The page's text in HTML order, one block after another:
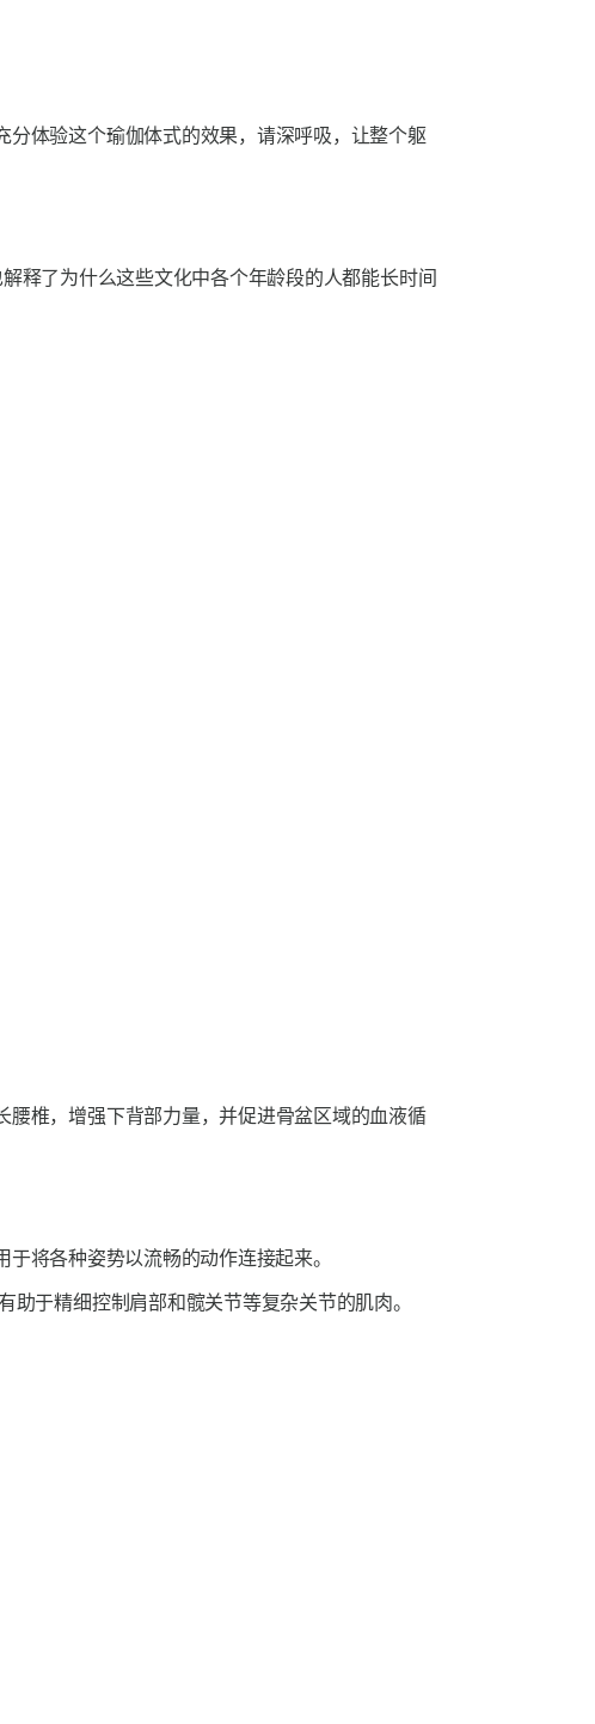
体验这个瑜伽体式的效果，请深呼吸，让整个躯
释了为什么这些文化中各个年龄段的人都能长时间
椎，增强下背部力量，并促进骨盆区域的血液循
于将各种姿势以流畅的动作连接起来。
于精细控制肩部和髋关节等复杂关节的肌肉。